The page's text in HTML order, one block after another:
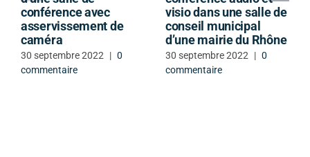
conférence avec
asservissement de
caméra
30 septembre 2022 | 0
commentaire
visio dans une salle de
conseil municipal
d’une mairie du Rhône
30 septembre 2022 | 0
commentaire